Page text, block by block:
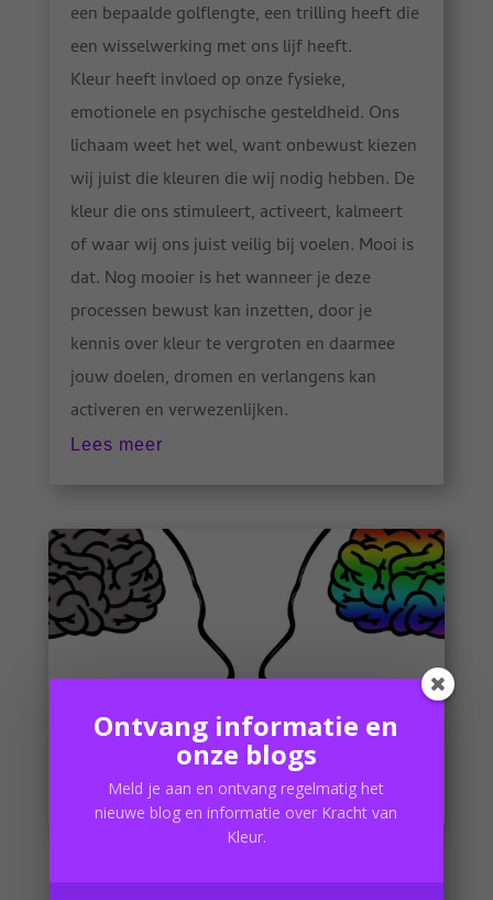
een bepaalde golflengte, een trilling heeft die
een wisselwerking met ons lijf heeft.
Kleur heeft invloed op onze fysieke,
emotionele en psychische gesteldheid. Ons
lichaam weet het wel, want onbewust kiezen
wij juist die kleuren die wij nodig hebben. De
kleur die ons stimuleert, activeert, kalmeert
of waar wij ons juist veilig bij voelen. Mooi is
dat. Nog mooier is het wanneer je deze
processen bewust kan inzetten, door je
kennis over kleur te vergroten en daarmee
jouw doelen, dromen en verlangens kan
activeren en verwezenlijken.
Lees meer
Ontvang informatie en
onze blogs
Meld je aan en ontvang regelmatig het
nieuwe blog en informatie over Kracht van
Kleur.